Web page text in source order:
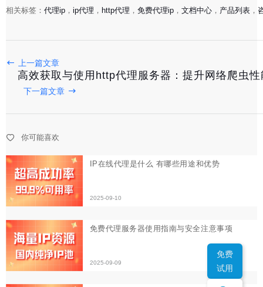
相关标签： 代理ip ， ip代理 ， http代理 ， 免费代理ip ， 文档中心 ， 产品列表 ，
上一篇文章
高效获取与使用http代理服务器：提升网络爬虫
下一篇文章
你可能喜欢
免费
试用